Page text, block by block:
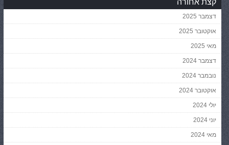
דצמבר 2025
אוקטובר 2025
מאי 2025
דצמבר 2024
נובמבר 2024
אוקטובר 2024
יולי 2024
יוני 2024
מאי 2024